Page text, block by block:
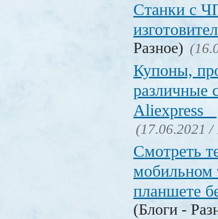
Станки с
Разное)
Купоны,
различные
Aliexpress
(17.06.2021 /
Смотреть
мобильном
планшете
(Блоги -